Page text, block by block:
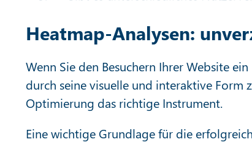
Heatmap-Analysen:
Wenn Sie den Besuchern Ihrer Website
durch seine visuelle und interaktive
Optimierung das richtige Instrument.
Eine wichtige Grundlage für die